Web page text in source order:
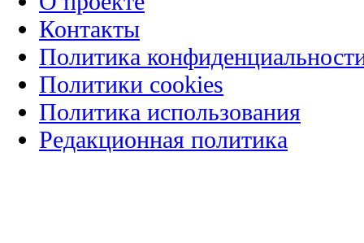
Контакты
Политика
Политики cookies
Политика использования
Редакционная политика